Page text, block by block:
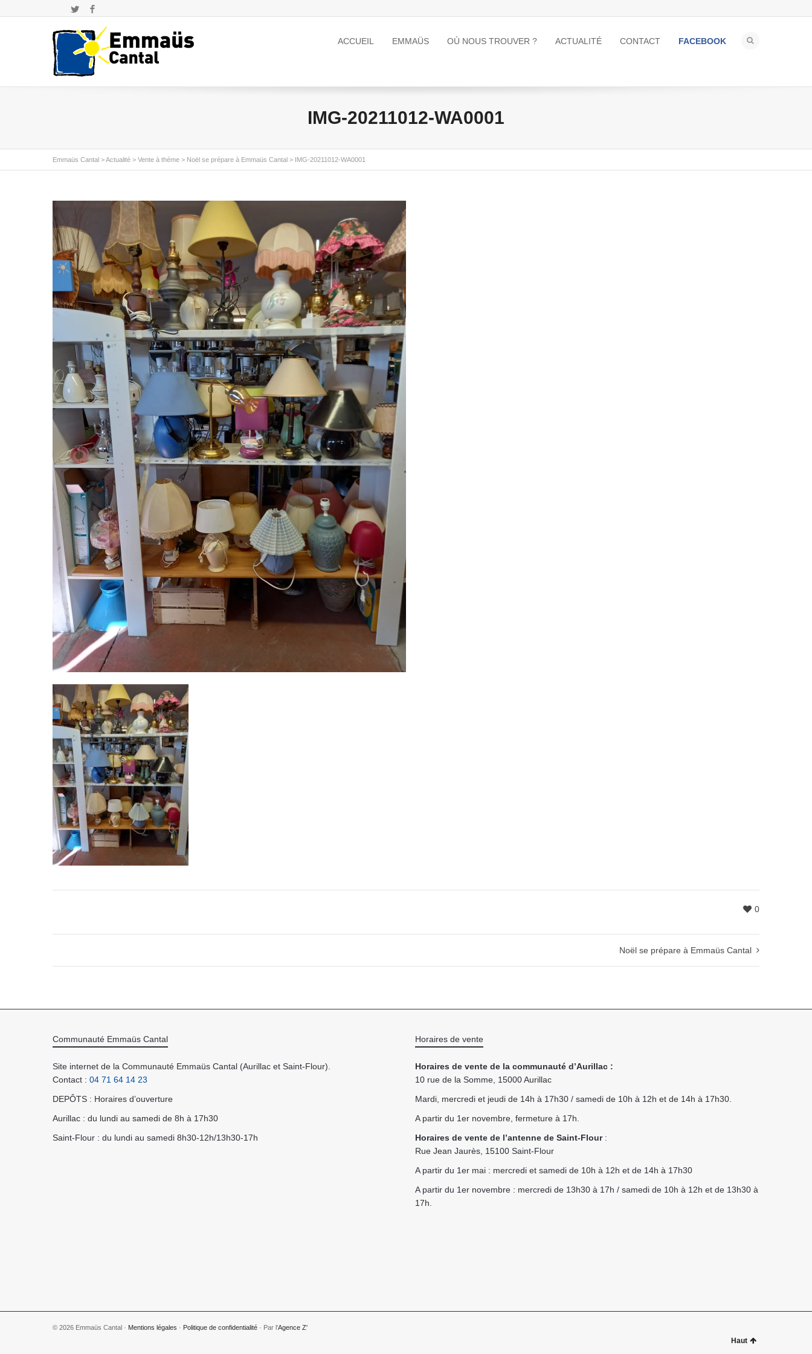
Twitter
ACCUEIL EMMAÜS OÙ NOUS TROUVER ? ACTUALITÉ CONTACT FACEBOOK
IMG-20211012-WA0001
Emmaüs Cantal >Actualité > Vente à théme > Noël se prépare à Emmaüs Cantal > IMG-20211012-WA0001
0
Noël se prépare à Emmaüs Cantal
Communauté Emmaüs Cantal
Site internet de la Communauté Emmaüs Cantal (Aurillac et Saint-Flour).
Contact : 04 71 64 14 23
DEPÔTS : Horaires d’ouverture
Aurillac : du lundi au samedi de 8h à 17h30
Saint-Flour : du lundi au samedi 8h30-12h/13h30-17h
Horaires de vente
Horaires de vente de la communauté d’Aurillac :
10 rue de la Somme, 15000 Aurillac
Mardi, mercredi et jeudi de 14h à 17h30 / samedi de 10h à 12h et de 14h à 17h30.
A partir du 1er novembre, fermeture à 17h.
Horaires de vente de l’antenne de Saint-Flour:
Rue Jean Jaurès, 15100 Saint-Flour
A partir du 1er mai : mercredi et samedi de 10h à 12h et de 14h à 17h30
A partir du 1er novembre : mercredi de 13h30 à 17h / samedi de 10h à 12h et de 13h30 à
17h.
© 2026 Emmaüs Cantal · Mentions légales · Politique de confidentialité · Par l'Agence Z'
Haut